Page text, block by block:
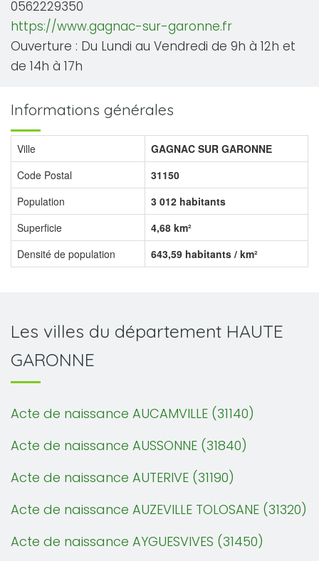
0562229350
https://www.gagnac-sur-garonne.fr
Ouverture : Du Lundi au Vendredi de 9h à 12h et
de 14h à 17h
Informations générales
Ville
GAGNAC SUR GARONNE
Code Postal
31150
Population
3 012 habitants
Superficie
4,68 km²
Densité de population
643,59 habitants / km²
Les villes du département HAUTE
GARONNE
Acte de naissance AUCAMVILLE (31140)
Acte de naissance AUSSONNE (31840)
Acte de naissance AUTERIVE (31190)
Acte de naissance AUZEVILLE TOLOSANE (31320)
Acte de naissance AYGUESVIVES (31450)